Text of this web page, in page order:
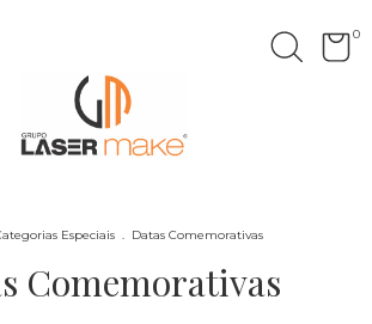
0
Especiais . Datas Comemorativas
Comemorativas